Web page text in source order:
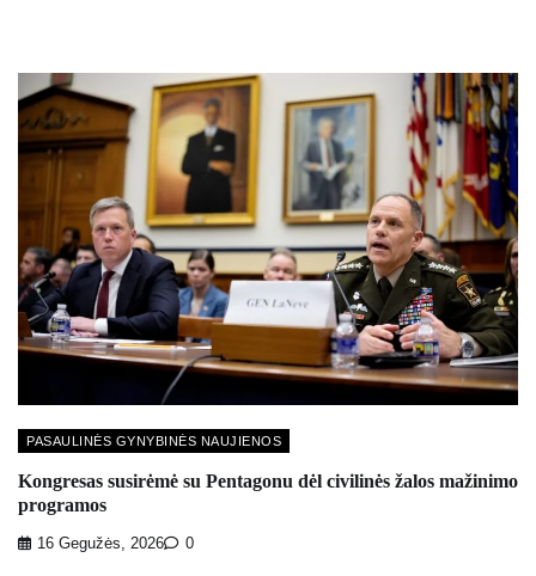
PASAULINĖS GYNYBINĖS NAUJIENOS
Kongresas susirėmė su Pentagonu dėl civilinės žalos mažinimo
programos
16 Gegužės, 2026 0